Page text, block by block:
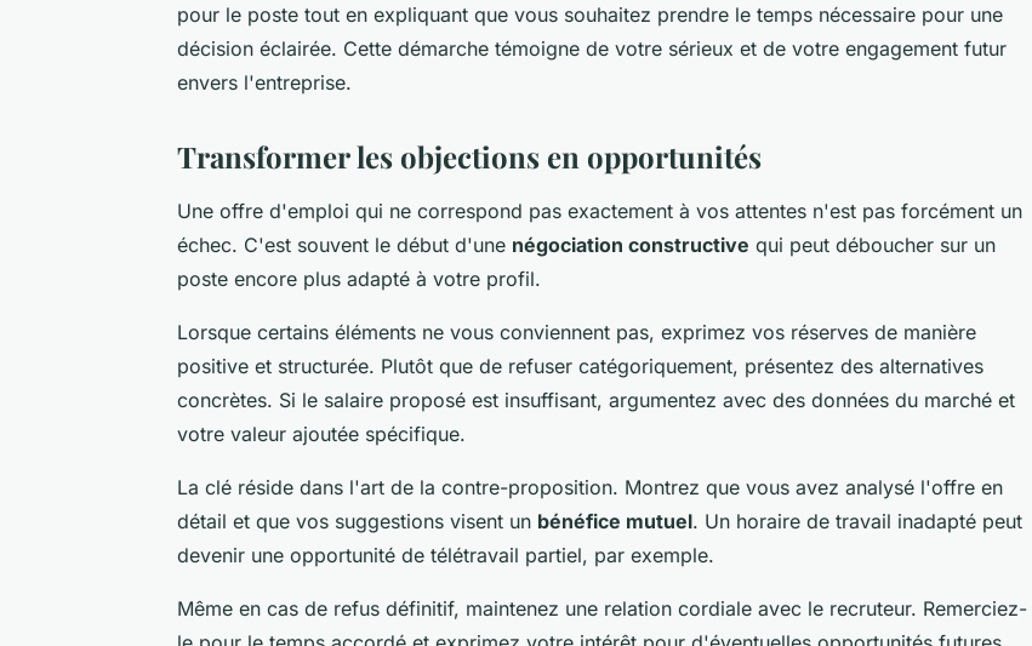
pour le poste tout en expliquant que vous souhaitez prendre le temps nécessaire pour une
décision éclairée. Cette démarche témoigne de votre sérieux et de votre engagement futur
envers l'entreprise.
Transformer les objections en opportunités
Une offre d'emploi qui ne correspond pas exactement à vos attentes n'est pas forcément un
échec. C'est souvent le début d'une négociation constructive qui peut déboucher sur un
poste encore plus adapté à votre profil.
Lorsque certains éléments ne vous conviennent pas, exprimez vos réserves de manière
positive et structurée. Plutôt que de refuser catégoriquement, présentez des alternatives
concrètes. Si le salaire proposé est insuffisant, argumentez avec des données du marché et
votre valeur ajoutée spécifique.
La clé réside dans l'art de la contre-proposition. Montrez que vous avez analysé l'offre en
détail et que vos suggestions visent un bénéfice mutuel. Un horaire de travail inadapté peut
devenir une opportunité de télétravail partiel, par exemple.
Même en cas de refus définitif, maintenez une relation cordiale avec le recruteur. Remerciez-